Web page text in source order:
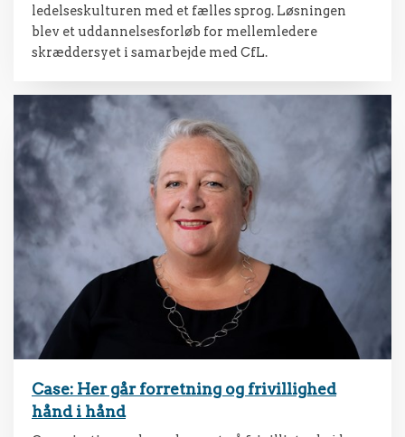
ledelseskulturen med et fælles sprog. Løsningen
blev et uddannelsesforløb for mellemledere
skræddersyet i samarbejde med CfL.
Case: Her går forretning og frivillighed
hånd i hånd